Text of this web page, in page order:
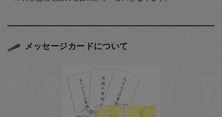
メッセージカードについて